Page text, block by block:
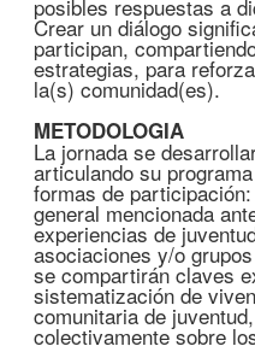
posibles respuestas a
Crear un diálogo
participan,
estrategias, para
la(s) comunidad(es).
METODOLOGIA
La jornada se
articulando su
formas de
general mencionada
experiencias de
asociaciones y/o
se compartirán claves
sistematización de
comunitaria de
colectivamente sobre